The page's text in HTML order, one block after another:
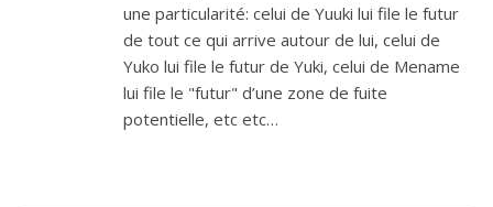
une particularité: celui de Yuuki lui file le futur
de tout ce qui arrive autour de lui, celui de
Yuko lui file le futur de Yuki, celui de Mename
lui file le "futur" d’une zone de fuite
potentielle, etc etc…